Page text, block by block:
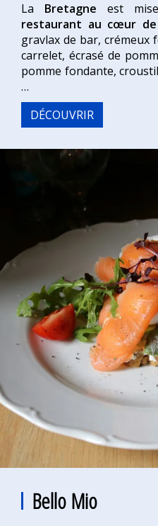
La Bretagne est
restaurant au cœur de
gravlax de bar, crémeux
carrelet, écrasé de
pomme fondante,
…
DÉCOUVRIR
Bello Mio